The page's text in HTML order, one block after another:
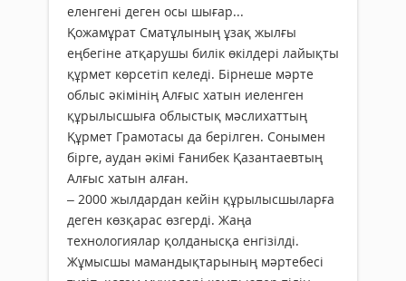
еленгені деген осы шығар...
Қожамұрат Сматұлының ұзақ жылғы
еңбегіне атқарушы билік өкілдері лайықты
құрмет көрсетіп келеді. Бірнеше мәрте
облыс әкімінің Алғыс хатын иеленген
құрылысшыға облыстық мәслихаттың
Құрмет Грамотасы да берілген. Сонымен
бірге, аудан әкімі Ғанибек Қазантаевтың
Алғыс хатын алған.
– 2000 жылдардан кейін құрылысшыларға
деген көзқарас өзгерді. Жаңа
технологиялар қолданысқа енгізілді.
Жұмысшы мамандықтарының мәртебесі